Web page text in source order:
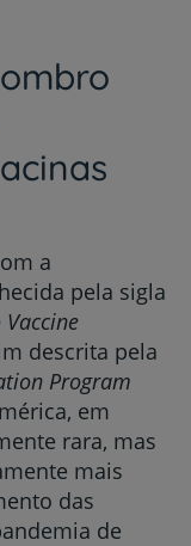
a
pela sigla
descrita pela
Program
em
rara, mas
mais
das
de